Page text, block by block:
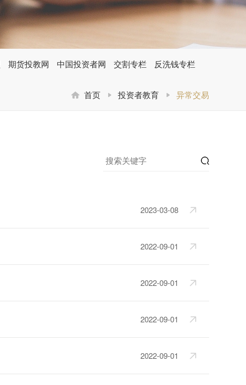
期货投教网 中国投资者网 交割专栏 反洗钱专栏
首页 投资者教育 异常交易
2023-03-08
2022-09-01
2022-09-01
2022-09-01
2022-09-01